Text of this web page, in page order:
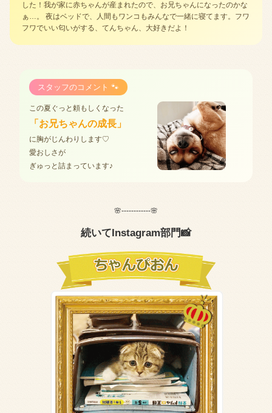
した！我が家に赤ちゃんが産まれたので、お兄ちゃんになったのかな
ぁ…。 夜はベッドで、人間もワンコもみんなで一緒に寝てます。フワ
フワでいい匂いがする、てんちゃん、大好きだよ！
スタッフのコメント 🐾
この夏ぐっと頼もしくなった
「お兄ちゃんの成長」
に胸がじんわりします♡
愛おしさが
ぎゅっと詰まっています♪
🌸------------🌸
続いてInstagram部門📸